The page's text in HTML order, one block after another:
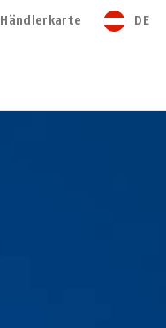
Händlerkarte DE